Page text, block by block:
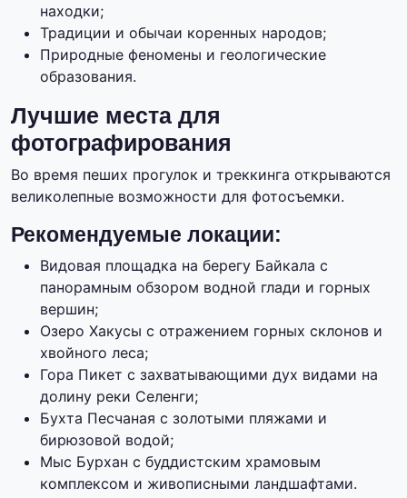
находки;
Традиции и обычаи коренных народов;
Природные феномены и геологические
образования.
Лучшие места для
фотографирования
Во время пеших прогулок и треккинга открываются
великолепные возможности для фотосъемки.
Рекомендуемые локации:
Видовая площадка на берегу Байкала с
панорамным обзором водной глади и горных
вершин;
Озеро Хакусы с отражением горных склонов и
хвойного леса;
Гора Пикет с захватывающими дух видами на
долину реки Селенги;
Бухта Песчаная с золотыми пляжами и
бирюзовой водой;
Мыс Бурхан с буддистским храмовым
комплексом и живописными ландшафтами.